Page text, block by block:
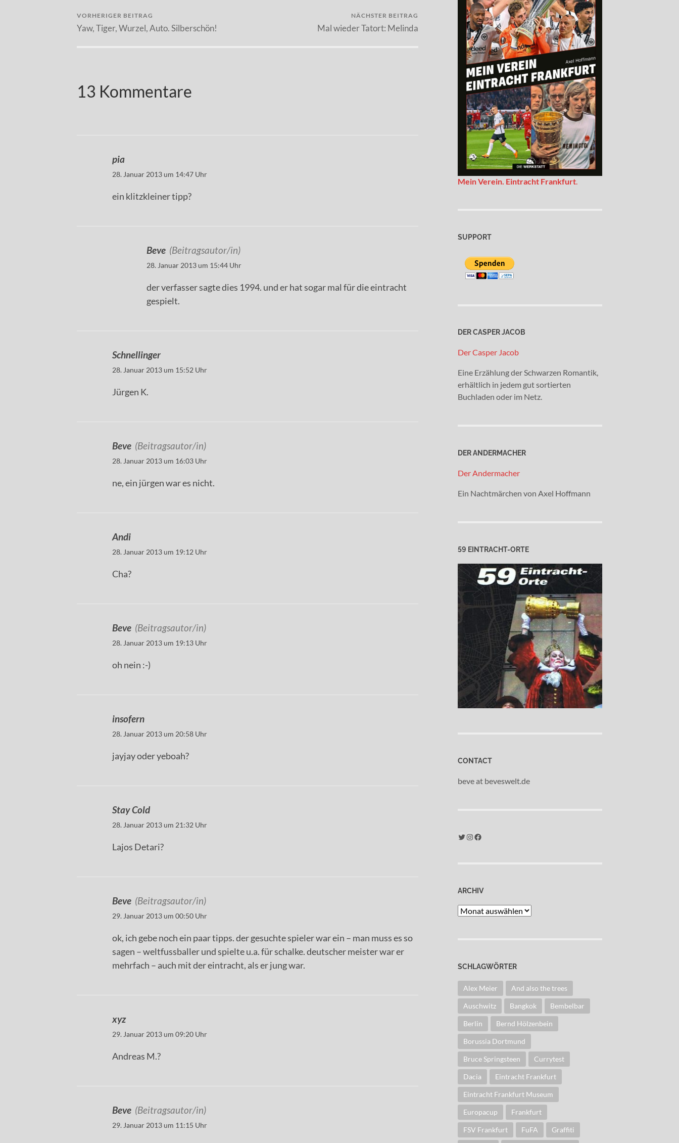
VORHERIGER BEITRAG
Yaw, Tiger, Wurzel, Auto. Silberschön!
NÄCHSTER BEITRAG
Mal wieder Tatort: Melinda
13 Kommentare
pia
28. Januar 2013 um 14:47 Uhr
ein klitzkleiner tipp?
Beve (Beitragsautor/in)
28. Januar 2013 um 15:44 Uhr
der verfasser sagte dies 1994. und er hat sogar mal für die eintracht
gespielt.
Schnellinger
28. Januar 2013 um 15:52 Uhr
Jürgen K.
Beve (Beitragsautor/in)
28. Januar 2013 um 16:03 Uhr
ne, ein jürgen war es nicht.
Andi
28. Januar 2013 um 19:12 Uhr
Cha?
Beve (Beitragsautor/in)
28. Januar 2013 um 19:13 Uhr
oh nein :-)
insofern
28. Januar 2013 um 20:58 Uhr
jayjay oder yeboah?
Stay Cold
28. Januar 2013 um 21:32 Uhr
Lajos Detari?
Beve (Beitragsautor/in)
29. Januar 2013 um 00:50 Uhr
ok, ich gebe noch ein paar tipps. der gesuchte spieler war ein – man muss es so
sagen – weltfussballer und spielte u.a. für schalke. deutscher meister war er
mehrfach – auch mit der eintracht, als er jung war.
xyz
29. Januar 2013 um 09:20 Uhr
Andreas M.?
Beve (Beitragsautor/in)
29. Januar 2013 um 11:15 Uhr
Mein Verein. Eintracht Frankfurt.
SUPPORT
DER CASPER JACOB
Der Casper Jacob
Eine Erzählung der Schwarzen Romantik,
erhältlich in jedem gut sortierten
Buchladen oder im Netz.
DER ANDERMACHER
Der Andermacher
Ein Nachtmärchen von Axel Hoffmann
59 EINTRACHT-ORTE
CONTACT
beve at beveswelt.de
Twitter Instagram Facebook
ARCHIV
Archiv
SCHLAGWÖRTER
Alex Meier And also the trees
Auschwitz Bangkok Bembelbar
Berlin Bernd Hölzenbein
Borussia Dortmund
Bruce Springsteen Currytest
Dacia Eintracht Frankfurt
Eintracht Frankfurt Museum
Europacup Frankfurt
FSV Frankfurt FuFA Graffiti